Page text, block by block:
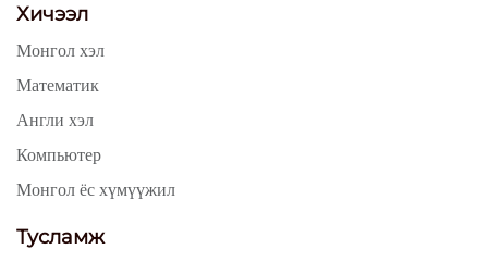
Хичээл
Монгол хэл
Математик
Англи хэл
Компьютер
Монгол ёс хүмүүжил
Тусламж